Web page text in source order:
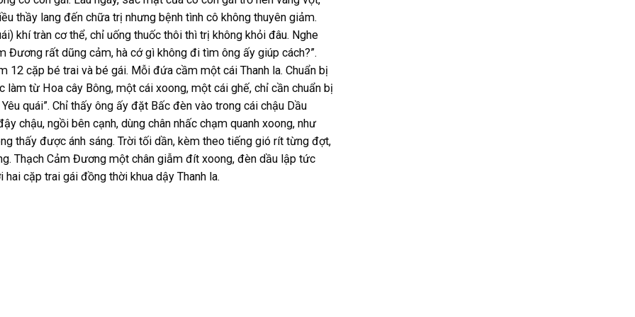
thầy lang đến chữa trị nhưng bệnh tình cô không thuyên giảm.
khí tràn cơ thể, chỉ uống thuốc thôi thì trị không khỏi đâu. Nghe
Đương rất dũng cảm, hà cớ gì không đi tìm ông ấy giúp cách?”.
12 cặp bé trai và bé gái. Mỗi đứa cầm một cái Thanh la. Chuẩn bị
từ Hoa cây Bông, một cái xoong, một cái ghế, chỉ cần chuẩn bị
quái”. Chỉ thấy ông ấy đặt Bấc đèn vào trong cái chậu Dầu
chậu, ngồi bên cạnh, dùng chân nhấc chạm quanh xoong, như
thấy được ánh sáng. Trời tối dần, kèm theo tiếng gió rít từng đợt,
Thạch Cảm Đương một chân giẫm đít xoong, đèn dầu lập tức
cặp trai gái đồng thời khua dậy Thanh la.